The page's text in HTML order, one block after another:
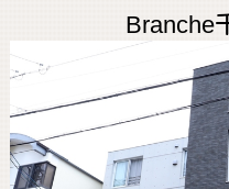
Branche